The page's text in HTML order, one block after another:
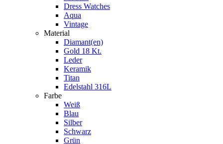
Dress Watches
Aqua
Vintage
Material
Diamant(en)
Gold 18 Kt.
Leder
Keramik
Titan
Edelstahl 316L
Farbe
Weiß
Blau
Silber
Schwarz
Grün